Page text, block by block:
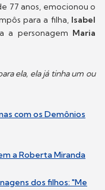
77 anos, emocionou o
para a filha, Isabel
a personagem Maria
ela, ela já tinha um ou
com os Demônios
a Roberta Miranda
dos filhos: "Me